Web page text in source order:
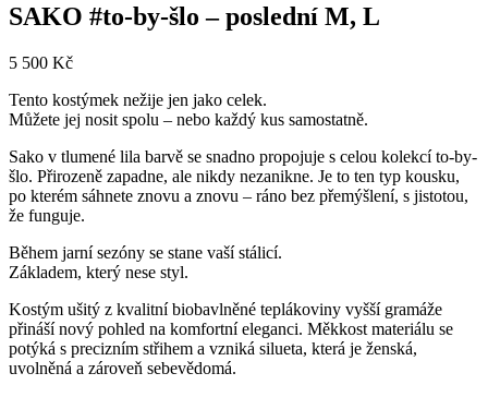
SAKO #to-by-šlo – poslední M, L
5 500 Kč
Tento kostýmek nežije jen jako celek.
Můžete jej nosit spolu – nebo každý kus samostatně.
Sako v tlumené lila barvě se snadno propojuje s celou kolekcí to-by-
šlo. Přirozeně zapadne, ale nikdy nezanikne. Je to ten typ kousku,
po kterém sáhnete znovu a znovu – ráno bez přemýšlení, s jistotou,
že funguje.
Během jarní sezóny se stane vaší stálicí.
Základem, který nese styl.
Kostým ušitý z kvalitní biobavlněné teplákoviny vyšší gramáže
přináší nový pohled na komfortní eleganci. Měkkost materiálu se
potýká s precizním střihem a vzniká silueta, která je ženská,
uvolněná a zároveň sebevědomá.